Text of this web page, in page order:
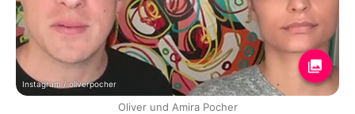
Instagram / oliverpocher
Oliver und Amira Pocher